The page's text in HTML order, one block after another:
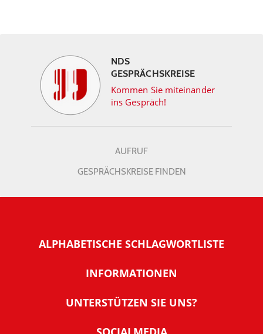
NDS
GESPRÄCHSKREISE
Kommen Sie miteinander
ins Gespräch!
AUFRUF
GESPRÄCHSKREISE FINDEN
ALPHABETISCHE SCHLAGWORTLISTE
INFORMATIONEN
Warum NachDenkSeiten
UNTERSTÜTZEN SIE UNS?